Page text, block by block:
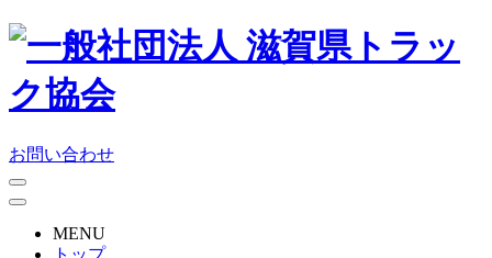
お問い合わせ
MENU
トップ